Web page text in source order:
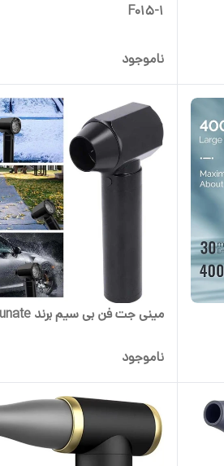
F015-1
ناموجود
مینی جت فن بی سیم برند Zunate
ناموجود